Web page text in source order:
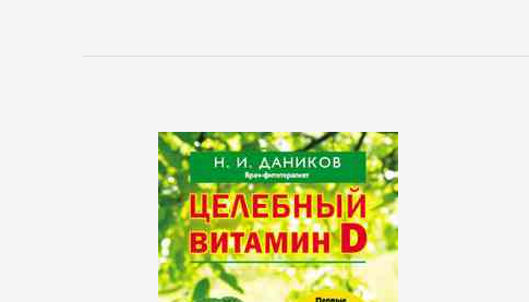
Политические
Полицейские